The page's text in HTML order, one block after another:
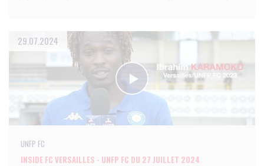
29.07.2024
UNFP FC
INSIDE FC VERSAILLES - UNFP FC DU 27 JUILLET 2024